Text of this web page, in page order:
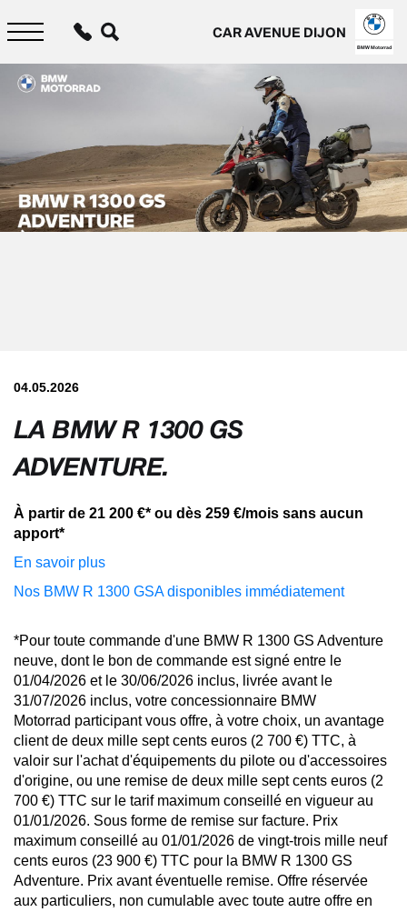
contenu
CAR AVENUE DIJON
BMW Motorrad
04.05.2026
LA BMW R 1300 GS
ADVENTURE.
À partir de 21 200 €* ou dès 259 €/mois sans aucun
apport*
En savoir plus
Nos BMW R 1300 GSA disponibles immédiatement
*Pour toute commande d'une BMW R 1300 GS Adventure
neuve, dont le bon de commande est signé entre le
01/04/2026 et le 30/06/2026 inclus, livrée avant le
31/07/2026 inclus, votre concessionnaire BMW
Motorrad participant vous offre, à votre choix, un avantage
client de deux mille sept cents euros (2 700 €) TTC, à
valoir sur l'achat d'équipements du pilote ou d'accessoires
d'origine, ou une remise de deux mille sept cents euros (2
700 €) TTC sur le tarif maximum conseillé en vigueur au
01/01/2026. Sous forme de remise sur facture. Prix
maximum conseillé au 01/01/2026 de vingt-trois mille neuf
cents euros (23 900 €) TTC pour la BMW R 1300 GS
Adventure. Prix avant éventuelle remise. Offre réservée
aux particuliers, non cumulable avec toute autre offre en